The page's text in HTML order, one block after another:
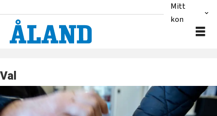
Mitt
konto
Val